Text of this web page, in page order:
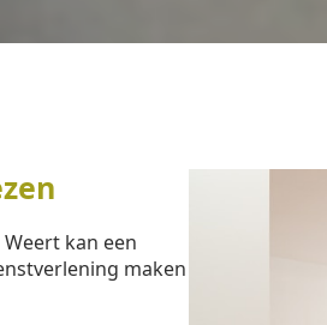
kan een
maken